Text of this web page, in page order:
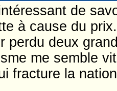
de
à cause du
perdu deux
me semble
fracture la